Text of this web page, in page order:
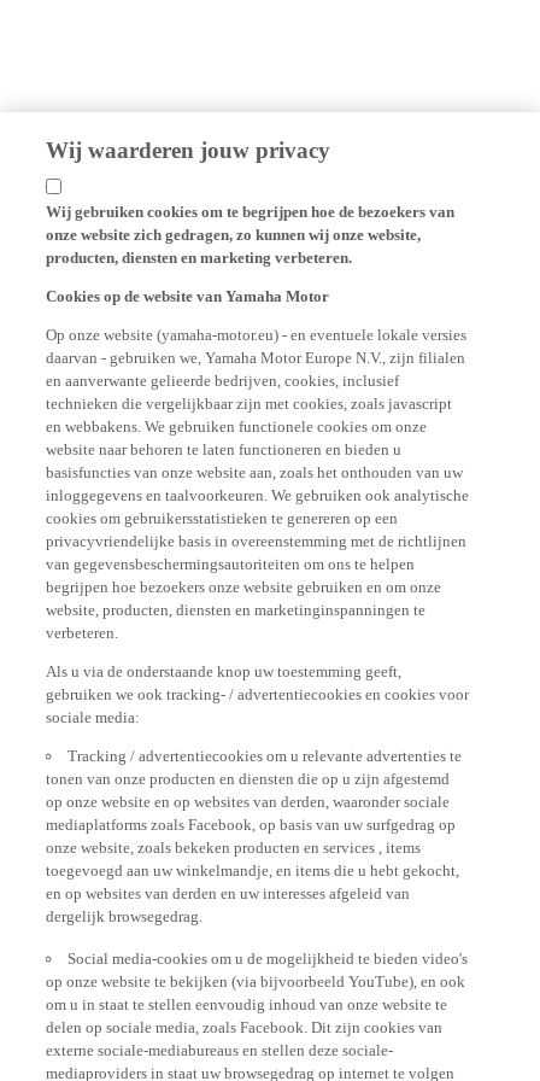
Wij waarderen jouw privacy
Wij gebruiken cookies om te begrijpen hoe de bezoekers van
onze website zich gedragen, zo kunnen wij onze website,
producten, diensten en marketing verbeteren.
Cookies op de website van Yamaha Motor
Op onze website (yamaha-motor.eu) - en eventuele lokale versies
daarvan - gebruiken we, Yamaha Motor Europe N.V., zijn filialen
en aanverwante gelieerde bedrijven, cookies, inclusief
technieken die vergelijkbaar zijn met cookies, zoals javascript
en webbakens. We gebruiken functionele cookies om onze
website naar behoren te laten functioneren en bieden u
basisfuncties van onze website aan, zoals het onthouden van uw
inloggegevens en taalvoorkeuren. We gebruiken ook analytische
cookies om gebruikersstatistieken te genereren op een
privacyvriendelijke basis in overeenstemming met de richtlijnen
van gegevensbeschermingsautoriteiten om ons te helpen
begrijpen hoe bezoekers onze website gebruiken en om onze
website, producten, diensten en marketinginspanningen te
verbeteren.
Als u via de onderstaande knop uw toestemming geeft,
gebruiken we ook tracking- / advertentiecookies en cookies voor
sociale media:
Tracking / advertentiecookies om u relevante advertenties te
tonen van onze producten en diensten die op u zijn afgestemd
op onze website en op websites van derden, waaronder sociale
mediaplatforms zoals Facebook, op basis van uw surfgedrag op
onze website, zoals bekeken producten en services , items
toegevoegd aan uw winkelmandje, en items die u hebt gekocht,
en op websites van derden en uw interesses afgeleid van
dergelijk browsegedrag.
Social media-cookies om u de mogelijkheid te bieden video's
op onze website te bekijken (via bijvoorbeeld YouTube), en ook
om u in staat te stellen eenvoudig inhoud van onze website te
delen op sociale media, zoals Facebook. Dit zijn cookies van
externe sociale-mediabureaus en stellen deze sociale-
mediaproviders in staat uw browsegedrag op internet te volgen